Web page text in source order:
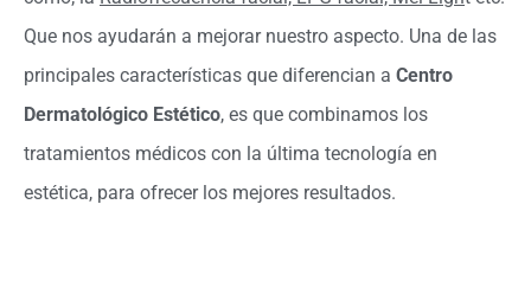
Que nos ayudarán a mejorar nuestro aspecto. Una de las
principales características que diferencian a Centro
Dermatológico Estético, es que combinamos los
tratamientos médicos con la última tecnología en
estética, para ofrecer los mejores resultados.